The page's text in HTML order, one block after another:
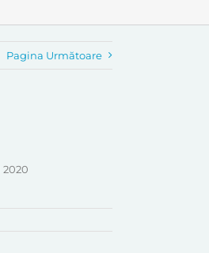
Pagina Următoare